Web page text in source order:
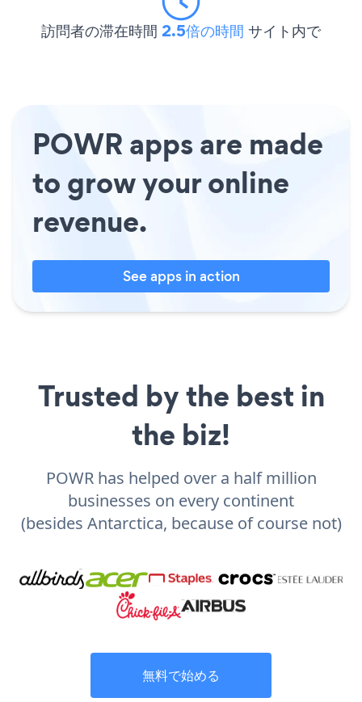
訪問者の滞在時間 2.5倍の時間 サイト内で
POWR apps are made
to grow your online
revenue.
See apps in action
Trusted by the best in
the biz!
POWR has helped over a half million
businesses on every continent
(besides Antarctica, because of course not)
無料で始める